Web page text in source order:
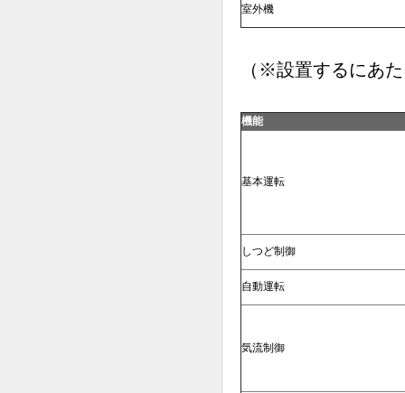
室外機
（※設置するにあ
機能
基本運転
しつど制御
自動運転
気流制御